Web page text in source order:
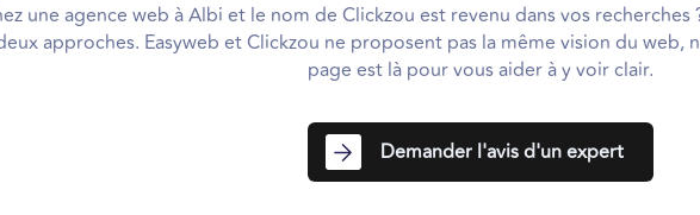
une agence web à Albi et le nom de Clickzou est revenu dans vos
approches. Easyweb et Clickzou ne proposent pas la même vision du
page est là pour vous aider à y voir clair.
Demander l'avis d'un expert